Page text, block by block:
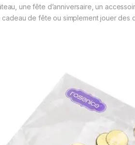
une fête d’anniversaire, un
de fête ou simplement jouer des